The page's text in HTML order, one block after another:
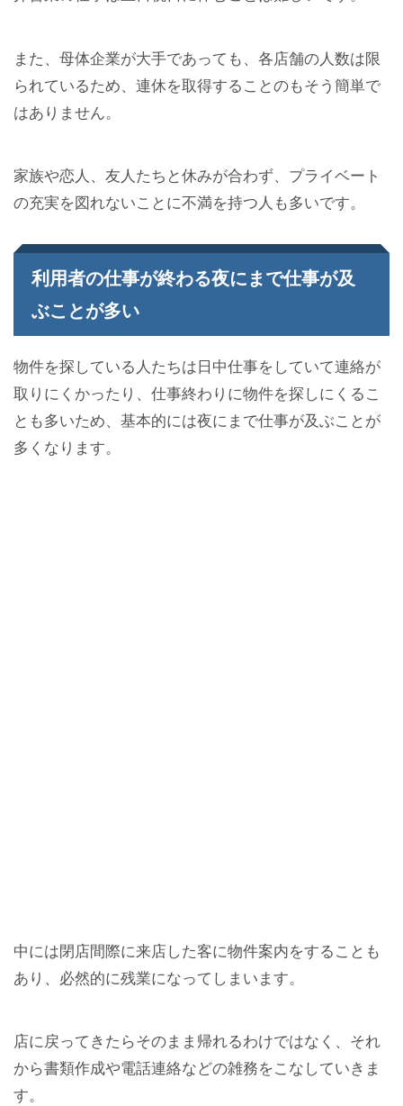
また、母体企業が大手であっても、各店舗の人数は限
られているため、連休を取得することのもそう簡単で
はありません。
家族や恋人、友人たちと休みが合わず、プライベート
の充実を図れないことに不満を持つ人も多いです。
利用者の仕事が終わる夜にまで仕事が及
ぶことが多い
物件を探している人たちは日中仕事をしていて連絡が
取りにくかったり、仕事終わりに物件を探しにくるこ
とも多いため、基本的には夜にまで仕事が及ぶことが
多くなります。
中には閉店間際に来店した客に物件案内をすることも
あり、必然的に残業になってしまいます。
店に戻ってきたらそのまま帰れるわけではなく、それ
から書類作成や電話連絡などの雑務をこなしていきま
す。